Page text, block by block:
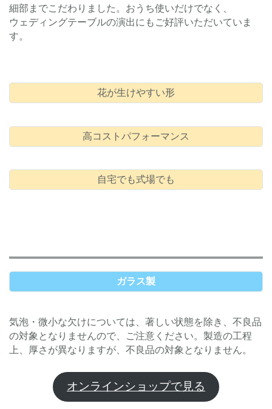
細部までこだわりました。おうち使いだけでなく、
ウェディングテーブルの演出にもご好評いただいていま
す。
花が生けやすい形
高コストパフォーマンス
自宅でも式場でも
ガラス製
気泡・微小な欠けについては、著しい状態を除き、不良品
の対象となりませんので、ご注意ください。製造の工程
上、厚さが異なりますが、不良品の対象となりません。
オンラインショップで見る